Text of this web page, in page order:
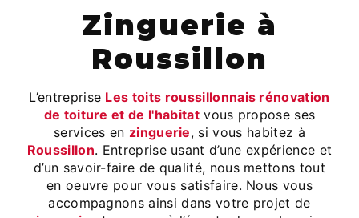
zinguerie à
Roussillon
L’entreprise Les toits roussillonnais rénovation
de toiture et de l'habitatvous propose ses
services en zinguerie, si vous habitez à
Roussillon. Entreprise usant d’une expérience et
d’un savoir-faire de qualité, nous mettons tout
en oeuvre pour vous satisfaire. Nous vous
accompagnons ainsi dans votre projet de